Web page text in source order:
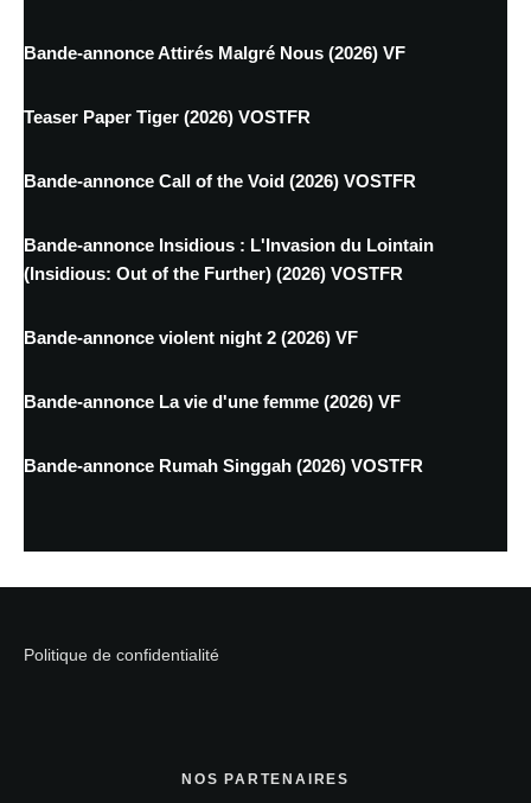
Bande-annonce Attirés Malgré Nous (2026) VF
Teaser Paper Tiger (2026) VOSTFR
Bande-annonce Call of the Void (2026) VOSTFR
Bande-annonce Insidious : L'Invasion du Lointain
(Insidious: Out of the Further) (2026) VOSTFR
Bande-annonce violent night 2 (2026) VF
Bande-annonce La vie d'une femme (2026) VF
Bande-annonce Rumah Singgah (2026) VOSTFR
Politique de confidentialité
NOS PARTENAIRES